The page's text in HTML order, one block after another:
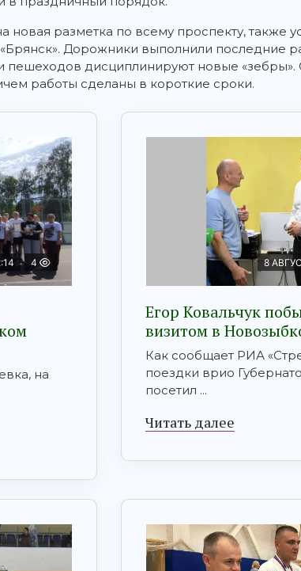
новая разметка по всему проспекту, также
Дорожники выполнили последние
пешеходов дисциплинируют новые «зебры».
работы сделаны в короткие сроки.
4
на
8
Егор Ковальчук
визитом в
Как сообщает РИА
поездки врио
посетил ...
Читать далее